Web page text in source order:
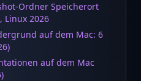
Ordner Speicherort
Linux 2026
auf dem Mac: 6
auf dem Mac